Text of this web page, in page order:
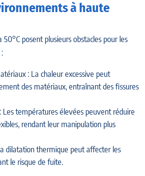
à haute
posent plusieurs obstacles pour les
: La chaleur excessive peut
des matériaux, entraînant des fissures
températures élevées peuvent réduire
rendant leur manipulation plus
dilatation thermique peut affecter les
le risque de fuite.